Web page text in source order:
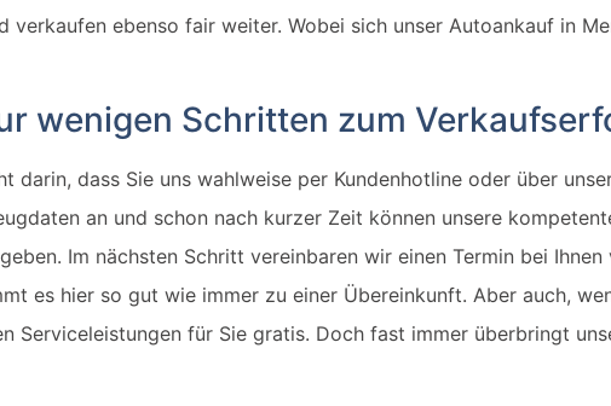
ebenso fair weiter. Wobei sich unser Autoankauf in
wenigen Schritten zum
dass Sie uns wahlweise per Kundenhotline oder über
an und schon nach kurzer Zeit können unsere
Im nächsten Schritt vereinbaren wir einen Termin bei
es hier so gut wie immer zu einer Übereinkunft. Aber auch,
Serviceleistungen für Sie gratis. Doch fast immer überbringt